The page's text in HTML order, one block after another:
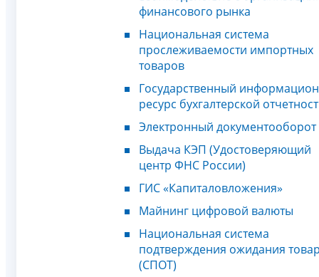
финансового рынка
Национальная система
прослеживаемости импортных
товаров
Государственный
ресурс бухгалтерской
Электронный документооборот
Выдача КЭП (Удостоверяющий
центр ФНС России)
ГИС «Капиталовложения»
Майнинг цифровой валюты
Национальная система
подтверждения ожидания
(СПОТ)